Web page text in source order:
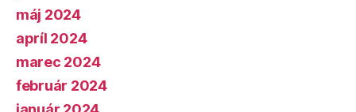
máj 2024
apríl 2024
marec 2024
február 2024